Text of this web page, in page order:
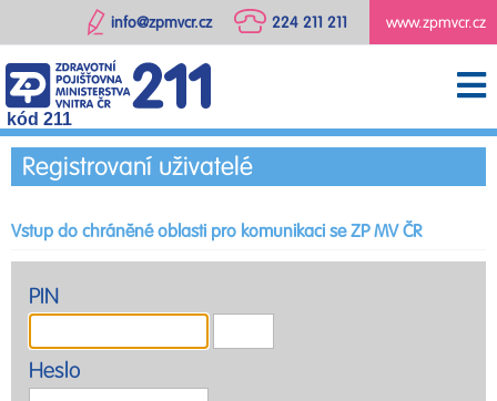
www.zpmvcr.cz
224 211 211
info@zpmvcr.cz
kód 211
Registrovaní uživatelé
Vstup do chráněné oblasti pro komunikaci se ZP MV ČR
PIN
Heslo